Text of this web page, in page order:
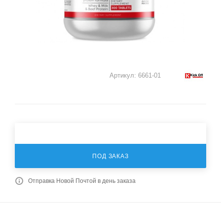
Артикул: 6661-01
ПОД ЗАКАЗ
Отправка Новой Почтой в день заказа